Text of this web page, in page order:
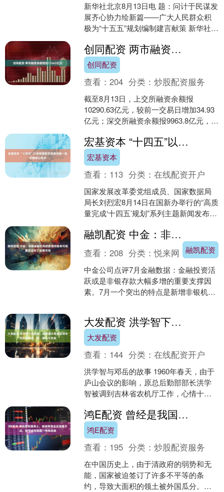
新华社北京8月13日电 题：问计于民谋发
展齐心协力绘新篇——广大人民群众积
极为“十五五”规划编制建言献策 新华社记
官之年....
创同配资 两市融资余额增加11663亿元
创同配资
查看：204 分类：炒股配资服务
截至8月13日，上交所融资余额报
10290.63亿元，较前一交易日增加34.93
亿元；深交所融资余额报9963.8亿元，较
宏基资本 “十四五”以来我国数字领域突破一批关键核心技术
宏基资本
查看： 113 分类：在线配资开户
国家发展改革委党组成员、国家数据局
局长刘烈宏8月14日在国新办举行的“高质
量完成‘十四五’规划”系列主题新闻发布会
字领域突破了....
融凯配资 中金：非银金融机构的新增存款有可能更多流向了股票市场
融凯配资
查看：208 分类：悦来网
中金公司点评7月金融数据：金融投资活
跃或是非银存款大幅多增的重要支撑因
素。7月一个突出的特点是新增非银机构
大发配资 洪学智下放吉林，婉拒旅大警备区司令员邓岳邀请，说：身份不合适
大发配资
查看： 144 分类：在线配资开户
洪学智与邓岳的故事 1960年春天，由于
庐山会议的影响，原总后勤部部长洪学
智被调到吉林省农机厅工作，心情十分
情绪，将精力投入到....
鸿E配资 曾经是我国领土，被越南借走后拖着不还，如今成为我国一特殊民族
鸿E配资
查看： 195 分类：炒股配资服务
在中国历史上，由于清政府的弱势和无
能，国家被迫签订了许多不平等的条
约，导致大面积的领土被外国瓜分。然